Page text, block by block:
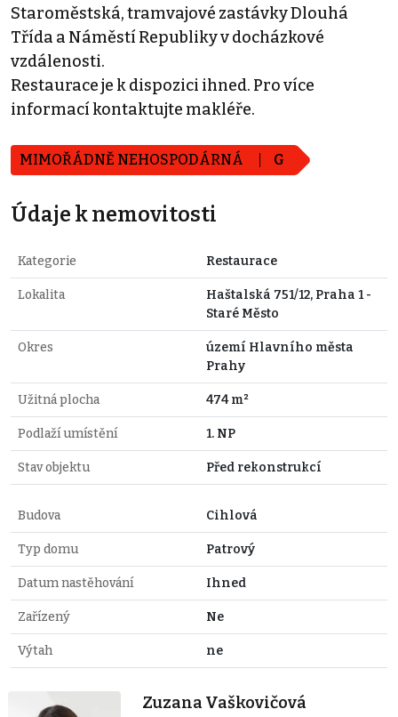
Staroměstská, tramvajové zastávky Dlouhá
Třída a Náměstí Republiky v docházkové
vzdálenosti.
Restaurace je k dispozici ihned. Pro více
informací kontaktujte makléře.
MIMOŘÁDNĚ NEHOSPODÁRNÁ G
Údaje k nemovitosti
Kategorie Restaurace
Lokalita
Haštalská 751/12, Praha 1 -
Staré Město
Okres
území Hlavního města
Prahy
Užitná plocha 474 m²
Podlaží umístění 1. NP
Stav objektu Před rekonstrukcí
Budova Cihlová
Typ domu Patrový
Datum nastěhování Ihned
Zařízený Ne
Výtah ne
Zuzana Vaškovičová